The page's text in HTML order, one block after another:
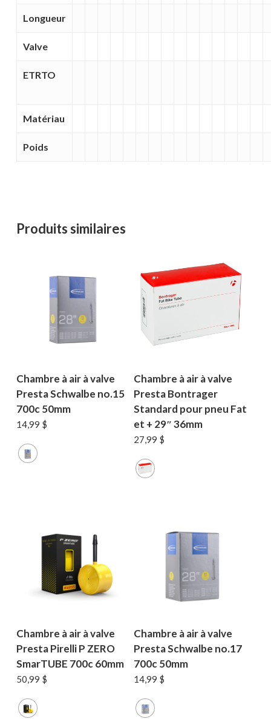
Longueur
Valve
ETRTO
Matériau
Poids
Produits similaires
Chambre à air à valve
Presta Schwalbe no.15
700c 50mm
14,99 $
Chambre à air à valve
Presta Bontrager
Standard pour pneu Fat
et + 29″ 36mm
27,99 $
Chambre à air à valve
Presta Pirelli P ZERO
SmarTUBE 700c 60mm
50,99 $
Chambre à air à valve
Presta Schwalbe no.17
700c 50mm
14,99 $